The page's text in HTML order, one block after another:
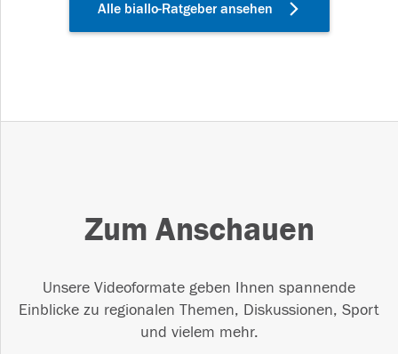
Alle biallo-Ratgeber ansehen
Zum Anschauen
Unsere Videoformate geben Ihnen spannende
Einblicke zu regionalen Themen, Diskussionen, Sport
und vielem mehr.